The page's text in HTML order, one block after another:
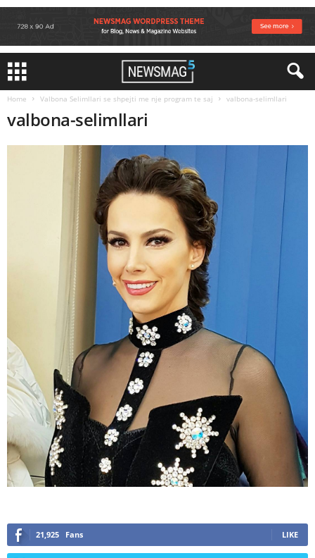
Home Valbona Selimllari se shpejti me nje program te saj valbona-selimllari
valbona-selimllari
21,925 Fans LIKE